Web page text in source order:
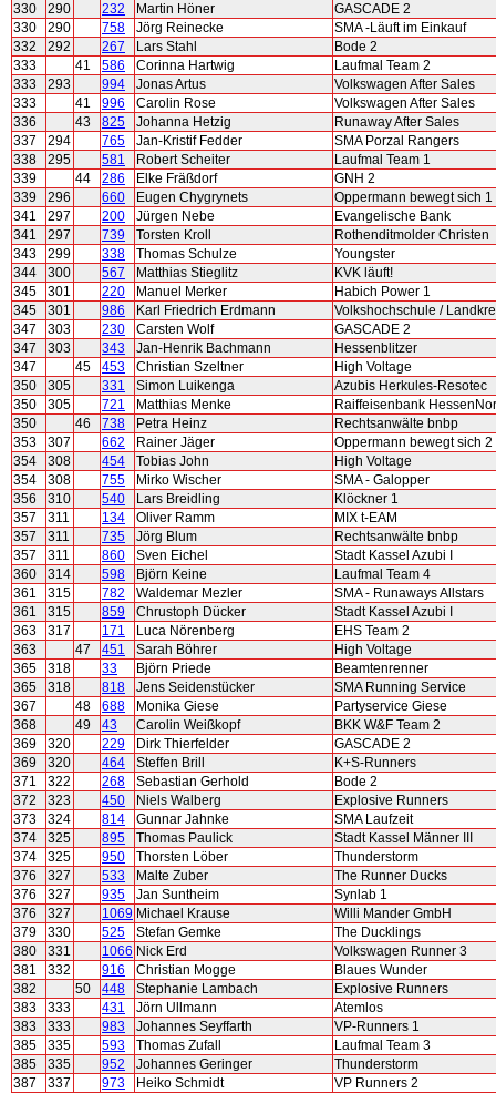
330
290 232 Martin Höner
GASCADE 2
330
290 758 Jörg Reinecke
SMA -Läuft im Einkauf
332
292 267 Lars Stahl
Bode 2
333
41 586 Corinna Hartwig
Laufmal Team 2
333
293 994 Jonas Artus
Volkswagen After Sales
333
41 996 Carolin Rose
Volkswagen After Sales
336
43 825 Johanna Hetzig
Runaway After Sales
337
294 765 Jan-Kristif Fedder
SMA Porzal Rangers
338
295 581 Robert Scheiter
Laufmal Team 1
339
44 286 Elke Fräßdorf
GNH 2
339
296 660 Eugen Chygrynets
Oppermann bewegt sich 1
341
297 200 Jürgen Nebe
Evangelische Bank
341
297 739 Torsten Kroll
Rothenditmolder Christen
343
299 338 Thomas Schulze
Youngster
344
300 567 Matthias Stieglitz
KVK läuft!
345
301 220 Manuel Merker
Habich Power 1
345
301 986 Karl Friedrich Erdmann
Volkshochschule /
347
303 230 Carsten Wolf
GASCADE 2
347
303 343 Jan-Henrik Bachmann
Hessenblitzer
347
45 453 Christian Szeltner
High Voltage
350
305 331 Simon Luikenga
Azubis Herkules-Resotec
350
305 721 Matthias Menke
Raiffeisenbank
350
46 738 Petra Heinz
Rechtsanwälte bnbp
353
307 662 Rainer Jäger
Oppermann bewegt sich 2
354
308 454 Tobias John
High Voltage
354
308 755 Mirko Wischer
SMA - Galopper
356
310 540 Lars Breidling
Klöckner 1
357
311 134 Oliver Ramm
MIX t-EAM
357
311 735 Jörg Blum
Rechtsanwälte bnbp
357
311 860 Sven Eichel
Stadt Kassel Azubi I
360
314 598 Björn Keine
Laufmal Team 4
361
315 782 Waldemar Mezler
SMA - Runaways Allstars
361
315 859 Chrustoph Dücker
Stadt Kassel Azubi I
363
317 171 Luca Nörenberg
EHS Team 2
363
47 451 Sarah Böhrer
High Voltage
365
318 33 Björn Priede
Beamtenrenner
365
318 818 Jens Seidenstücker
SMA Running Service
367
48 688 Monika Giese
Partyservice Giese
368
49 43 Carolin Weißkopf
BKK W&F Team 2
369
320 229 Dirk Thierfelder
GASCADE 2
369
320 464 Steffen Brill
K+S-Runners
371
322 268 Sebastian Gerhold
Bode 2
372
323 450 Niels Walberg
Explosive Runners
373
324 814 Gunnar Jahnke
SMA Laufzeit
374
325 895 Thomas Paulick
Stadt Kassel Männer III
374
325 950 Thorsten Löber
Thunderstorm
376
327 533 Malte Zuber
The Runner Ducks
376
327 935 Jan Suntheim
Synlab 1
376
327 1069 Michael Krause
Willi Mander GmbH
379
330 525 Stefan Gemke
The Ducklings
380
331 1066 Nick Erd
Volkswagen Runner 3
381
332 916 Christian Mogge
Blaues Wunder
382
50 448 Stephanie Lambach
Explosive Runners
383
333 431 Jörn Ullmann
Atemlos
383
333 983 Johannes Seyffarth
VP-Runners 1
385
335 593 Thomas Zufall
Laufmal Team 3
385
335 952 Johannes Geringer
Thunderstorm
387
337 973 Heiko Schmidt
VP Runners 2